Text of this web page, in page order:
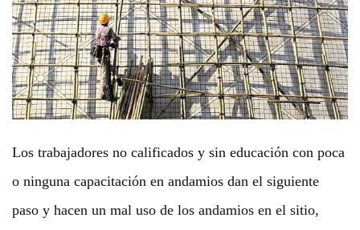
Los trabajadores no calificados y sin educación con poca
o ninguna capacitación en andamios dan el siguiente
paso y hacen un mal uso de los andamios en el sitio,